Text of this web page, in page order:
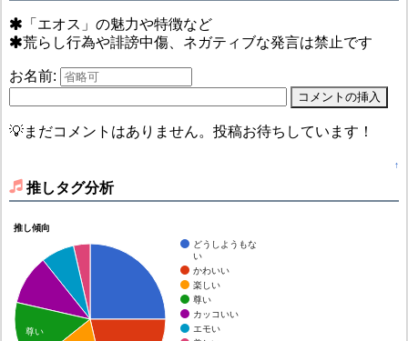
「エオス」の魅力や特徴など
荒らし行為や誹謗中傷、ネガティブな発言は禁止です
お名前:
💡まだコメントはありません。投稿お待ちしています！
↑
推しタグ分析
推し傾向
どうしようもな
い
かわいい
楽しい
尊い
カッコいい
エモい
尊い